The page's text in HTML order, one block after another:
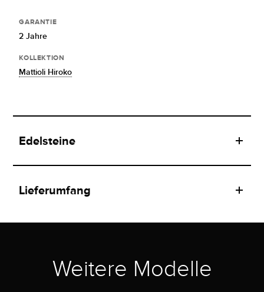
GARANTIE
2 Jahre
KOLLEKTION
Mattioli Hiroko
Edelsteine
Lieferumfang
Weitere Modelle